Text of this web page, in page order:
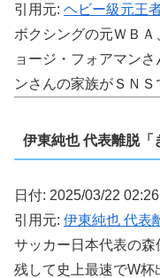
引用元: ヘビー級元王
ボクシングの元ＷＢ
ョージ・フォアマン
ンさんの家族がＳＮＳ
伊東純也 代表離脱「
日付: 2025/03/22 02:26
引用元: 伊東純也 代表
サッカー日本代表の
残して史上最速でW